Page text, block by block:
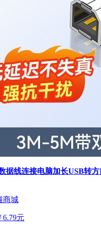
据线连接电脑加长USB转
商城
6.79元